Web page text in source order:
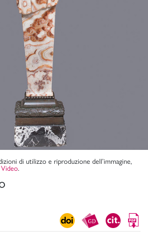
di utilizzo e riproduzione dell’immagine,
.